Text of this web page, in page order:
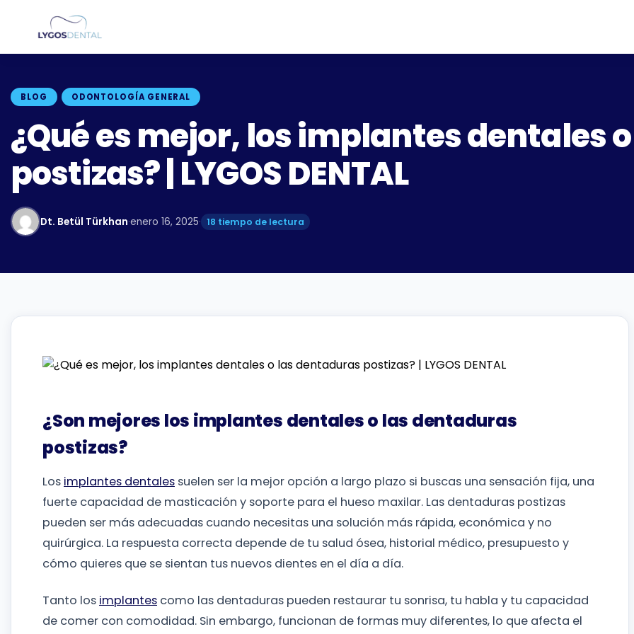
BLOG ODONTOLOGÍA GENERAL
¿Qué es mejor, los implantes dentales
postizas? | LYGOS DENTAL
Dt. Betül Türkhan·enero 16, 2025· 18 tiempo de lectura
¿Son mejores los implantes dentales o las dentaduras
postizas?
Los implantes dentales suelen ser la mejor opción a largo plazo si buscas una sensación fija, una
fuerte capacidad de masticación y soporte para el hueso maxilar. Las dentaduras postizas
pueden ser más adecuadas cuando necesitas una solución más rápida, económica y no
quirúrgica. La respuesta correcta depende de tu salud ósea, historial médico, presupuesto y
cómo quieres que se sientan tus nuevos dientes en el día a día.
Tanto los implantes como las dentaduras pueden restaurar tu sonrisa, tu habla y tu capacidad
de comer con comodidad. Sin embargo, funcionan de formas muy diferentes, lo que afecta el